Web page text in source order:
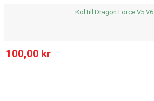
Köl till Dragon Force V5 V6
100,00 kr